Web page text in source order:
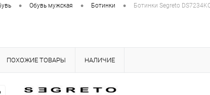
• Обувь мужская • Ботинки • Ботинки Segreto
ПОХОЖИЕ ТОВАРЫ НАЛИЧИЕ